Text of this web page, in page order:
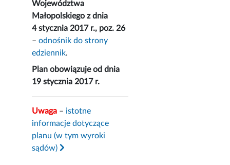
Województwa
Małopolskiego z dnia
4 stycznia 2017 r., poz. 26
–odnośnik do strony
edziennik.
Plan obowiązuje od dnia
19 stycznia 2017 r.
Uwaga – istotne
informacje dotyczące
planu (w tym wyroki
sądów)